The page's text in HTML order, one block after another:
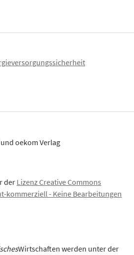
oekom Verlag
der Lizenz Creative Commons
kommerziell - Keine Bearbeitungen
Wirtschaften werden unter der